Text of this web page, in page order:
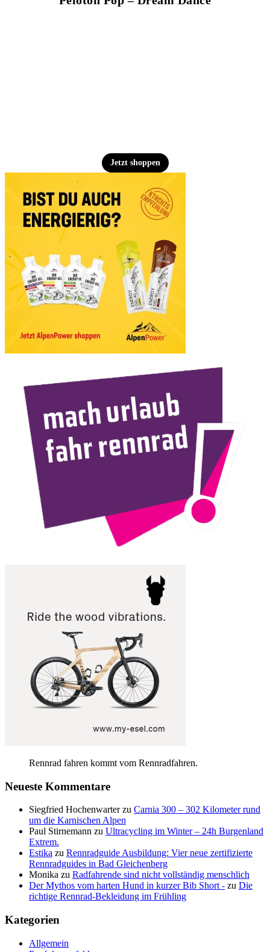
Jetzt shoppen
Rennrad fahren kommt vom Rennradfahren.
Neueste Kommentare
Siegfried Hochenwarterzu Carnia 300 – 302 Kilometer rund
um die Karnischen Alpen
Paul Stirnemann zu Ultracycling im Winter – 24h Burgenland
Extrem.
Estika zu Rennradguide Ausbildung: Vier neue zertifizierte
Rennradguides in Bad Gleichenberg
Monika zu Radfahrende sind nicht vollständig menschlich
Der Mythos vom harten Hund in kurzer Bib Short - zu Die
richtige Rennrad-Bekleidung im Frühling
Kategorien
Allgemein